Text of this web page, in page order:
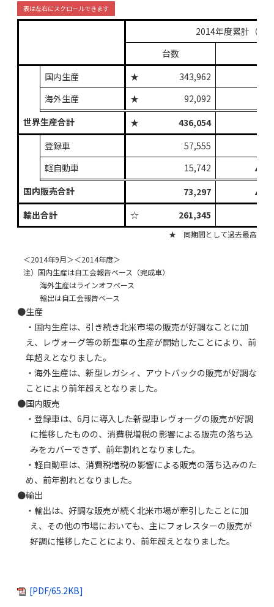
2014年度累計（
台数
国内生産
★ 343,962
海外生産
★ 92,092
世界生産合計
★ 436,054
登録車
57,555
軽自動車
15,742
国内販売合計
73,297
輸出合計
☆ 261,345
★ 同期間として過去最高
＜2014年9月＞＜2014年度＞
注）国内生産は自工会報告ベース（完成車）
海外生産はラインオフベース
輸出は自工会報告ベース
●生産
・国内生産は、引き続き北米市場の販売が好調なことに加
え、レヴォーグ等の新型車の生産が開始したことにより、前
年超えとなりました。
・海外生産は、新型レガシィ、アウトバックの販売が好調な
ことにより前年超えとなりました。
●国内販売
・登録車は、6月に導入した新型車レヴォーグの販売が好調
に推移したものの、消費税増税の影響による販売の落ち込
みをカバーできず、前年割れとなりました。
・軽自動車は、消費税増税の影響による販売の落ち込みのた
め、前年割れとなりました。
●輸出
・輸出は、好調な販売が続く北米市場が牽引したことに加
え、その他の市場においても、主にフォレスターの販売が
好調に推移したことにより、前年超えとなりました。
[PDF/65.2KB]